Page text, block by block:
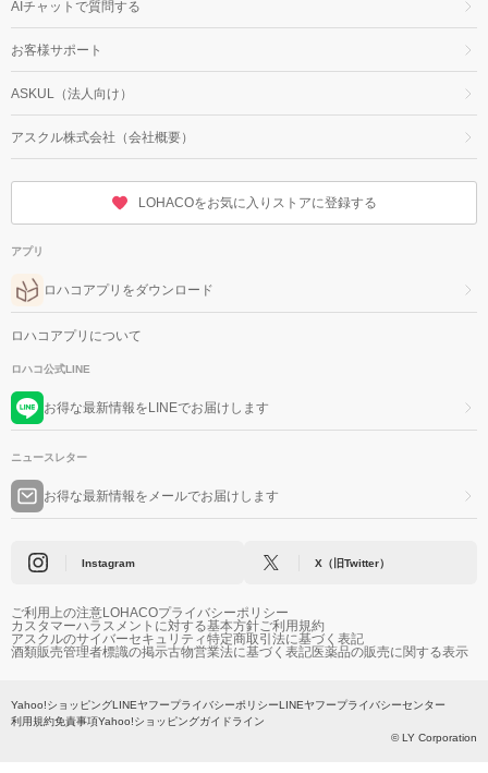
AIチャットで質問する
お客様サポート
ASKUL（法人向け）
アスクル株式会社（会社概要）
LOHACOをお気に入りストアに登録する
アプリ
ロハコアプリをダウンロード
ロハコアプリについて
ロハコ公式LINE
お得な最新情報をLINEでお届けします
ニュースレター
お得な最新情報をメールでお届けします
Instagram X（旧Twitter）
ご利用上の注意LOHACOプライバシーポリシー
カスタマーハラスメントに対する基本方針ご利用規約
アスクルのサイバーセキュリティ特定商取引法に基づく表記
酒類販売管理者標識の掲示古物営業法に基づく表記医薬品の販売に関する表示
Yahoo!ショッピングLINEヤフープライバシーポリシーLINEヤフープライバシーセンター
利用規約免責事項Yahoo!ショッピングガイドライン
© LY Corporation